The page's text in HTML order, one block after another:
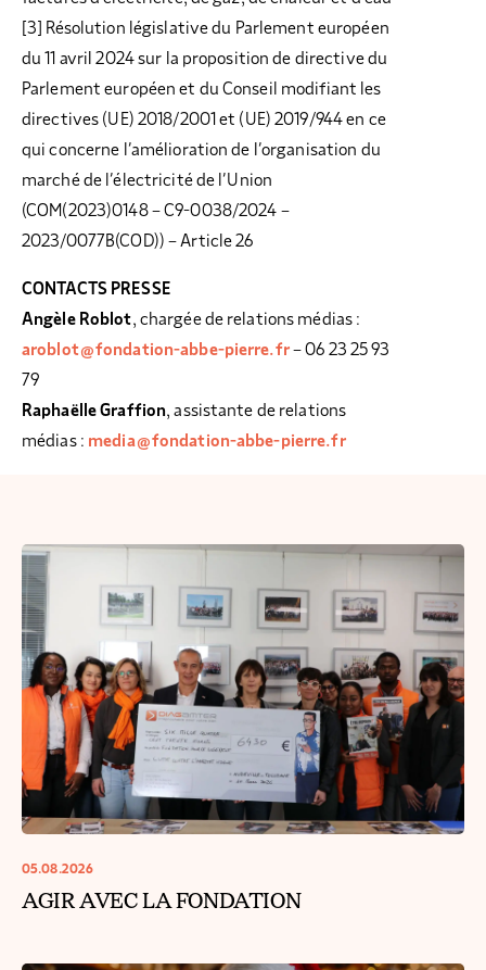
[3] Résolution législative du Parlement européen
du 11 avril 2024 sur la proposition de directive du
Parlement européen et du Conseil modifiant les
directives (UE) 2018/2001 et (UE) 2019/944 en ce
qui concerne l’amélioration de l’organisation du
marché de l’électricité de l’Union
(COM(2023)0148 – C9-0038/2024 –
2023/0077B(COD)) – Article 26
CONTACTS PRESSE
Angèle Roblot, chargée de relations médias :
aroblot@fondation-abbe-pierre.fr– 06 23 25 93
79
Raphaëlle Graffion, assistante de relations
médias : media@fondation-abbe-pierre.fr
05.08.2026
AGIR AVEC LA FONDATION